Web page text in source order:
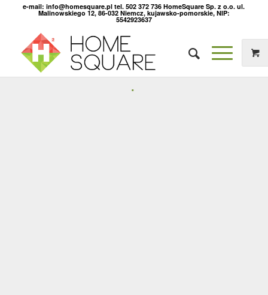
e-mail: info@homesquare.pl tel. 502 372 736 HomeSquare Sp. z o.o. ul.
Malinowskiego 12, 86-032 Niemcz, kujawsko-pomorskie, NIP:
5542923637